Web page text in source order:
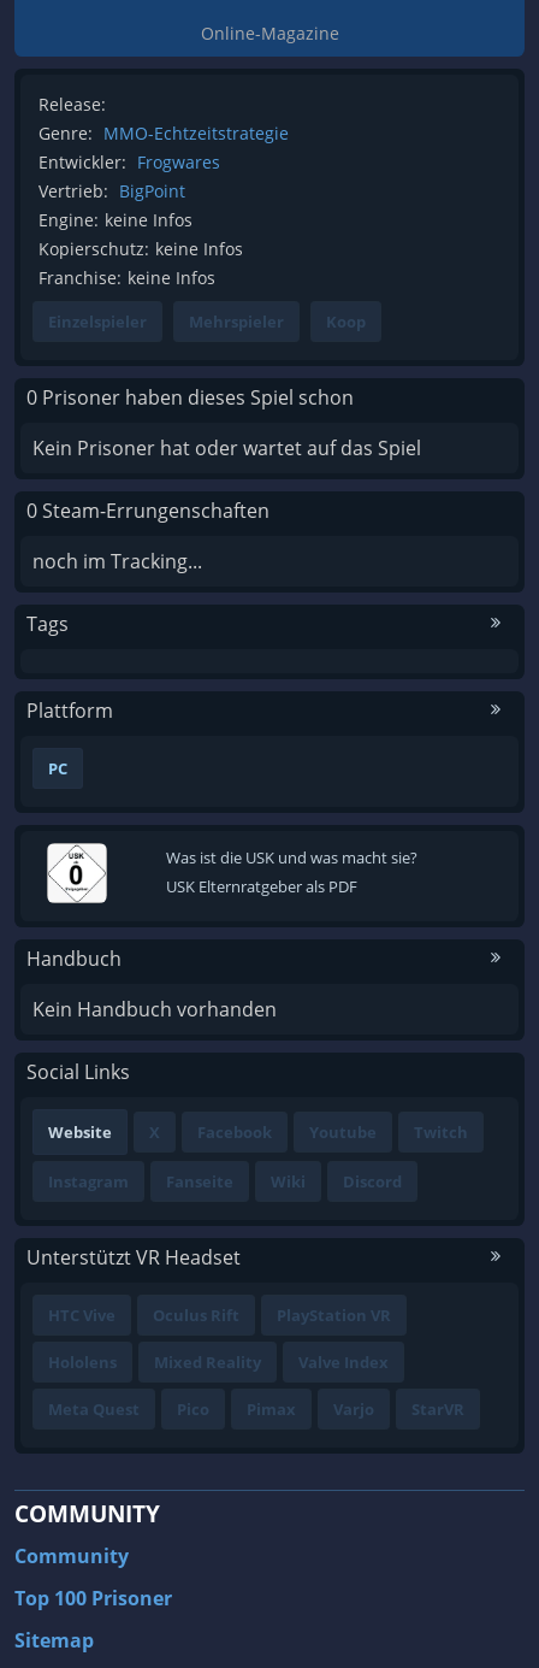
Online-Magazine
Release:
Genre: MMO-Echtzeitstrategie
Entwickler: Frogwares
Vertrieb: BigPoint
Engine: keine Infos
Kopierschutz: keine Infos
Franchise: keine Infos
Einzelspieler Mehrspieler Koop
0 Prisoner haben dieses Spiel schon
Kein Prisoner hat oder wartet auf das Spiel
0 Steam-Errungenschaften
noch im Tracking...
Tags
Plattform
PC
Was ist die USK und was macht sie?
USK Elternratgeber als PDF
Handbuch
Kein Handbuch vorhanden
Social Links
Website X Facebook Youtube Twitch
Instagram Fanseite Wiki Discord
Unterstützt VR Headset
HTC Vive Oculus Rift PlayStation VR
Hololens Mixed Reality Valve Index
Meta Quest Pico Pimax Varjo StarVR
COMMUNITY
Community
Top 100 Prisoner
Sitemap